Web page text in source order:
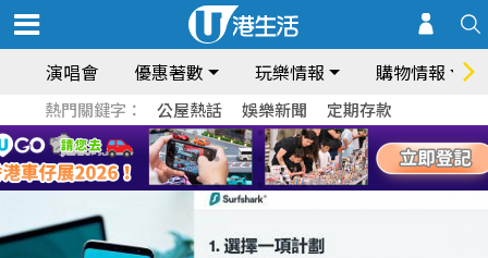
演唱會 優惠著數 玩樂情報 購物情報
熱門關鍵字： 公屋熱話 娛樂新聞 定期存款